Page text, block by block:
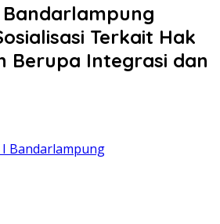
Bandarlampung
Terkait Hak
Berupa Integrasi dan
Bandarlampung